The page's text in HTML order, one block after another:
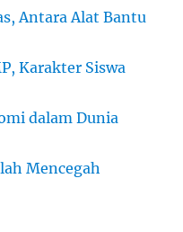
Antara Alat Bantu
Karakter Siswa
dalam Dunia
Mencegah